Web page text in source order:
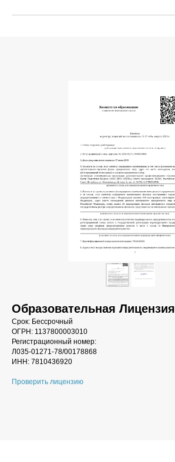
Образовательная Лицензия
Срок: Бессрочный
ОГРН: 1137800003010
Регистрационный номер:
Л035-01271-78/00178868
ИНН: 7810436920
Проверить лицензию